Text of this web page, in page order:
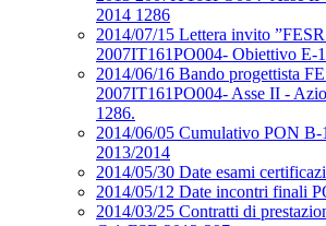
2014 1286
2014/07/15 Lettera invito
2007IT161PO004- Obiettivo E-
2014/06/16 Bando progettista
2007IT161PO004- Asse II -
1286.
2014/06/05 Cumulativo PON B-
2013/2014
2014/05/30 Date esami
2014/05/12 Date incontri finali
2014/03/25 Contratti di